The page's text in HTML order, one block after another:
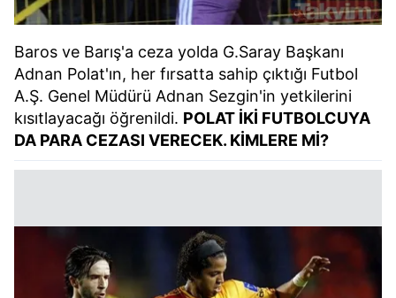
Baros ve Barış'a ceza yolda G.Saray Başkanı
Adnan Polat'ın, her fırsatta sahip çıktığı Futbol
A.Ş. Genel Müdürü Adnan Sezgin'in yetkilerini
kısıtlayacağı öğrenildi. POLAT İKİ FUTBOLCUYA
DA PARA CEZASI VERECEK. KİMLERE Mİ?